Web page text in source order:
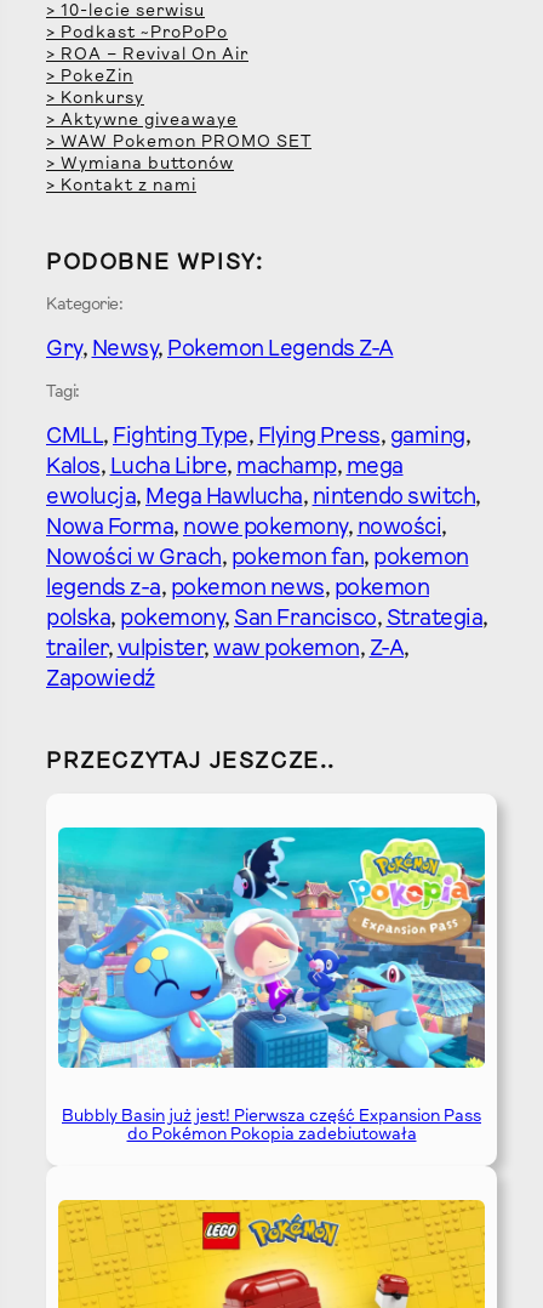
> 10-lecie serwisu
> Podkast ~ProPoPo
> ROA – Revival On Air
> PokeZin
> Konkursy
> Aktywne giveawaye
> WAW Pokemon PROMO SET
> Wymiana buttonów
> Kontakt z nami
PODOBNE WPISY:
Kategorie:
Gry, Newsy, Pokemon Legends Z-A
Tagi:
CMLL, Fighting Type, Flying Press, gaming
Kalos, Lucha Libre, machamp, mega
ewolucja, Mega Hawlucha, nintendo switch
Nowa Forma, nowe pokemony, nowości
Nowości w Grach, pokemon fan, pokemon
legends z-a, pokemon news, pokemon
polska, pokemony, San Francisco, Strategia
trailer, vulpister, waw pokemon, Z-A
Zapowiedź
PRZECZYTAJ JESZCZE..
Bubbly Basin już jest! Pierwsza część Expansion Pass
do Pokémon Pokopia zadebiutowała